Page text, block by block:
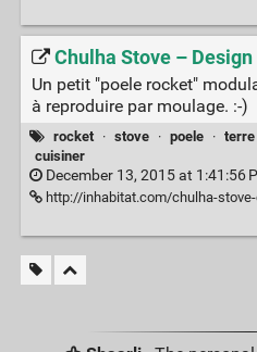
Chulha Stove –
Un petit "poele rocket"
à reproduire par moulage. :-)
rocket · stove · poele · terre
cuisiner
December 13, 2015 at 1:41:56
http://inhabitat.com/chulha-stove-could-help-stop-1-